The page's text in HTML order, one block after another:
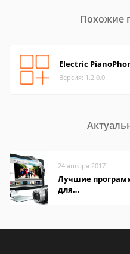
Похожие
Electric
Версия: 1.2.0.0
24 января 2017
Лучшие
для